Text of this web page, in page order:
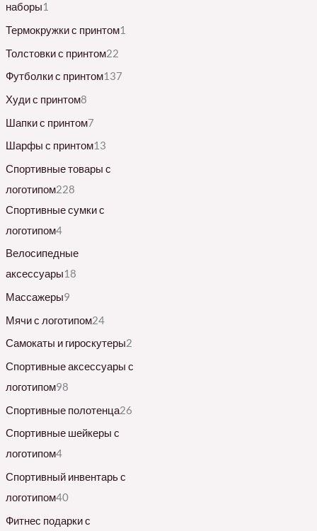
наборы1
Термокружки с принтом1
Толстовки с принтом22
Футболки с принтом137
Худи с принтом8
Шапки с принтом7
Шарфы с принтом13
Спортивные товары с
логотипом228
Спортивные сумки с
логотипом4
Велосипедные
аксессуары18
Массажеры9
Мячи с логотипом24
Самокаты и гироскутеры2
Спортивные аксессуары с
логотипом98
Спортивные полотенца26
Спортивные шейкеры с
логотипом4
Спортивный инвентарь с
логотипом40
Фитнес подарки с